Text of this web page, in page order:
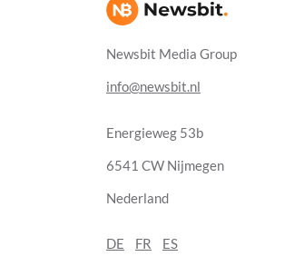
Newsbit Media Group
info@newsbit.nl
Energieweg 53b
6541 CW Nijmegen
Nederland
DE FR ES